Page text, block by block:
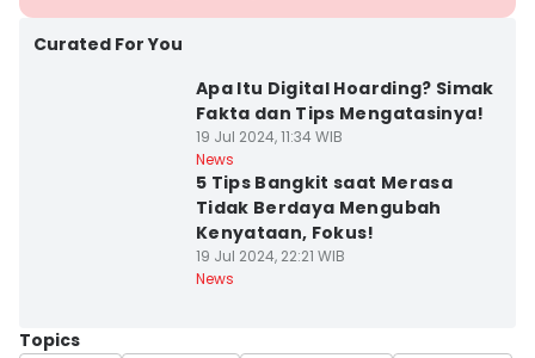
Curated For You
Apa Itu Digital Hoarding? Simak
Fakta dan Tips Mengatasinya!
19 Jul 2024, 11:34 WIB
News
5 Tips Bangkit saat Merasa
Tidak Berdaya Mengubah
Kenyataan, Fokus!
19 Jul 2024, 22:21 WIB
News
Topics